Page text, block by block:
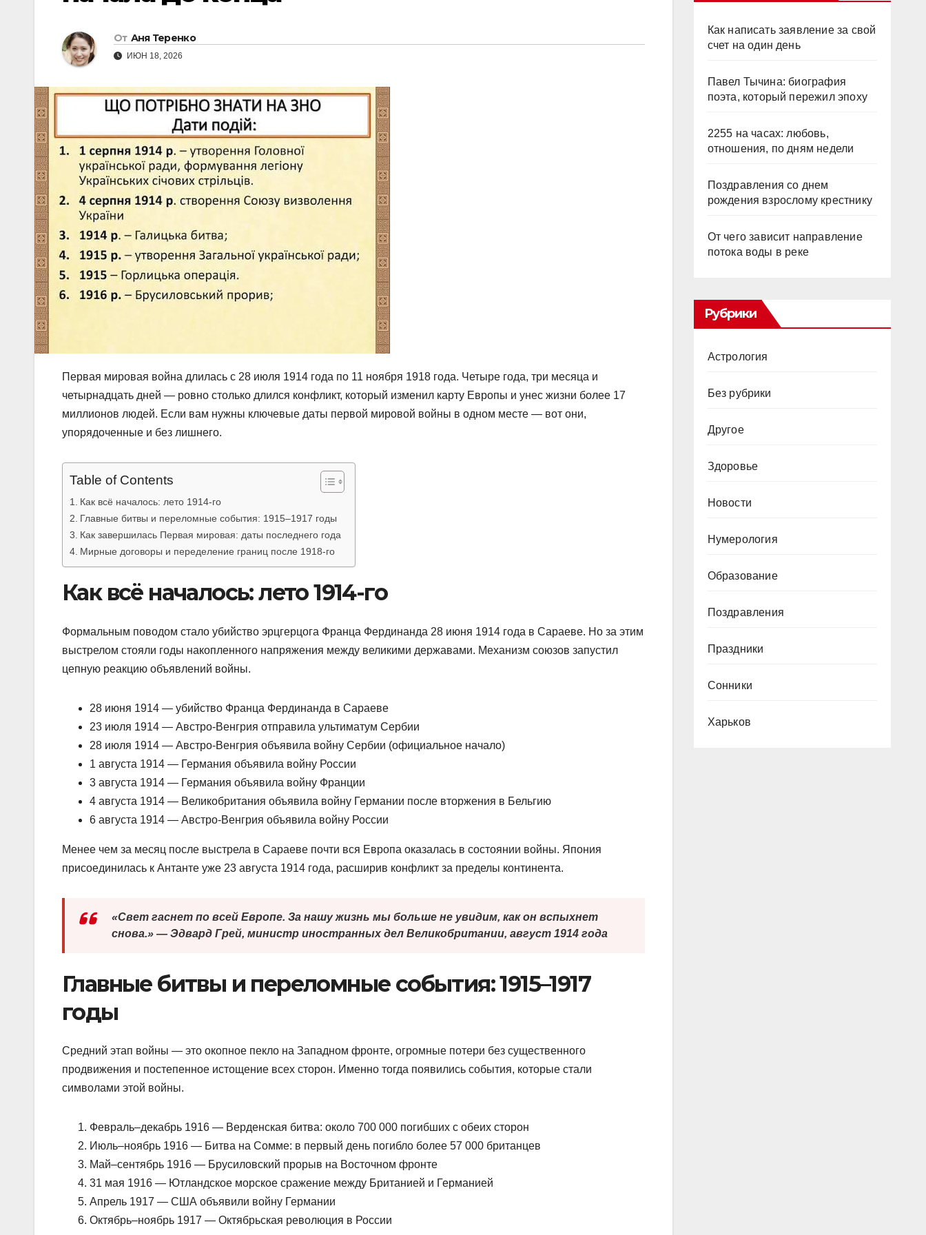
От Аня Теренко
ИЮН 18, 2026
Первая мировая война длилась с 28 июля 1914 года по 11 ноября 1918 года. Четыре года, три месяца и
четырнадцать дней — ровно столько длился конфликт, который изменил карту Европы и унес жизни более 17
миллионов людей. Если вам нужны ключевые даты первой мировой войны в одном месте — вот они,
упорядоченные и без лишнего.
Table of Contents
Как всё началось: лето 1914-го
Главные битвы и переломные события: 1915–1917 годы
Как завершилась Первая мировая: даты последнего года
Мирные договоры и переделение границ после 1918-го
Как всё началось: лето 1914-го
Формальным поводом стало убийство эрцгерцога Франца Фердинанда 28 июня 1914 года в Сараеве. Но за этим
выстрелом стояли годы накопленного напряжения между великими державами. Механизм союзов запустил
цепную реакцию объявлений войны.
28 июня 1914 — убийство Франца Фердинанда в Сараеве
23 июля 1914 — Австро-Венгрия отправила ультиматум Сербии
28 июля 1914 — Австро-Венгрия объявила войну Сербии (официальное начало)
1 августа 1914 — Германия объявила войну России
3 августа 1914 — Германия объявила войну Франции
4 августа 1914 — Великобритания объявила войну Германии после вторжения в Бельгию
6 августа 1914 — Австро-Венгрия объявила войну России
Менее чем за месяц после выстрела в Сараеве почти вся Европа оказалась в состоянии войны. Япония
присоединилась к Антанте уже 23 августа 1914 года, расширив конфликт за пределы континента.
«Свет гаснет по всей Европе. За нашу жизнь мы больше не увидим, как он вспыхнет
снова.» — Эдвард Грей, министр иностранных дел Великобритании, август 1914 года
Главные битвы и переломные события: 1915–1917
годы
Средний этап войны — это окопное пекло на Западном фронте, огромные потери без существенного
продвижения и постепенное истощение всех сторон. Именно тогда появились события, которые стали
символами этой войны.
Февраль–декабрь 1916 — Верденская битва: около 700 000 погибших с обеих сторон
Июль–ноябрь 1916 — Битва на Сомме: в первый день погибло более 57 000 британцев
Май–сентябрь 1916 — Брусиловский прорыв на Восточном фронте
31 мая 1916 — Ютландское морское сражение между Британией и Германией
Апрель 1917 — США объявили войну Германии
Октябрь–ноябрь 1917 — Октябрьская революция в России
Как написать заявление за свой
счет на один день
Павел Тычина: биография
поэта, который пережил эпоху
2255 на часах: любовь,
отношения, по дням недели
Поздравления со днем
рождения взрослому крестнику
От чего зависит направление
потока воды в реке
Рубрики
Астрология
Без рубрики
Другое
Здоровье
Новости
Нумерология
Образование
Поздравления
Праздники
Сонники
Харьков